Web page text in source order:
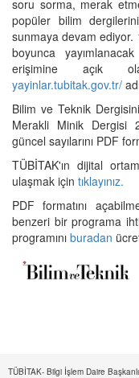
soru sorma, merak
popüler bilim
sunmaya devam ediyor.
boyunca
erişimine açık
yayinlar.tubitak.gov.tr/
Bilim ve Teknik
Merakli Minik Dergisi
güncel sayılarını PDF
TÜBİTAK'ın dijital
ulaşmak için tıklayınız.
PDF formatını
benzeri bir programa
programını buradan
TÜBİTAK- Bilgi İşlem Daire